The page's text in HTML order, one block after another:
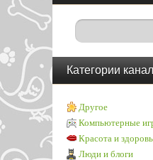
Категории
Другое
Компьютерные
Красота и
Люди и блоги